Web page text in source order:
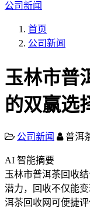
公司新闻
首页
公司新闻
玉林市普
的双赢选
公司新闻 普洱
AI 智能摘要
玉林市普洱茶回收
潜力，回收不仅能
洱茶回收网可便捷